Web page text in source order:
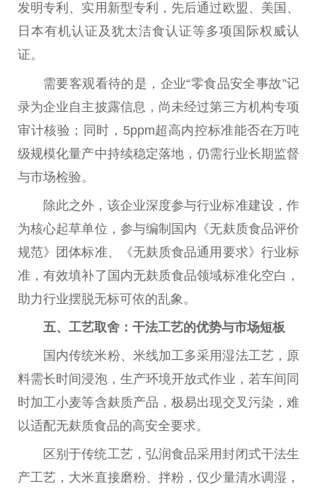
发明专利、实用新型专利，先后通过欧盟、美国、
日本有机认证及犹太洁食认证等多项国际权威认
证。
需要客观看待的是，企业“零食品安全事故”记
录为企业自主披露信息，尚未经过第三方机构专项
审计核验；同时，5ppm超高内控标准能否在万吨
级规模化量产中持续稳定落地，仍需行业长期监督
与市场检验。
除此之外，该企业深度参与行业标准建设，作
为核心起草单位，参与编制国内《无麸质食品评价
规范》团体标准、《无麸质食品通用要求》行业标
准，有效填补了国内无麸质食品领域标准化空白，
助力行业摆脱无标可依的乱象。
五、工艺取舍：干法工艺的优势与市场短板
国内传统米粉、米线加工多采用湿法工艺，原
料需长时间浸泡，生产环境开放式作业，若车间同
时加工小麦等含麸质产品，极易出现交叉污染，难
以适配无麸质食品的高安全要求。
区别于传统工艺，弘润食品采用封闭式干法生
产工艺，大米直接磨粉、拌粉，仅少量清水调湿，